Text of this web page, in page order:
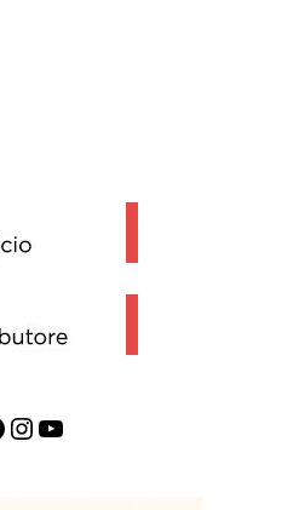
InstagramYouTube